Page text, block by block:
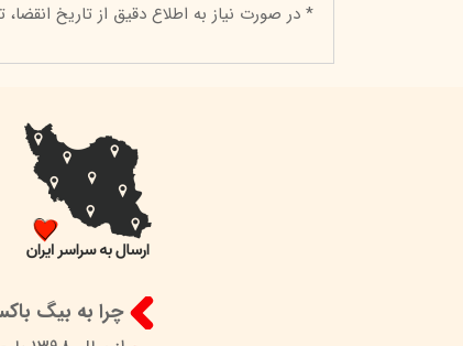
* در صورت نیاز به اطلاع دقیق از تاریخ
چرا به بیگ